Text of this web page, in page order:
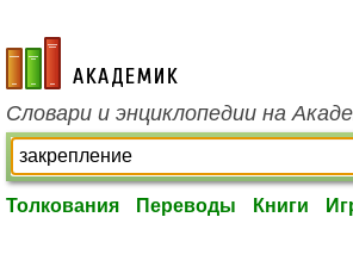
academic.ru
Словари и энциклопедии на
Толкования Переводы Книги